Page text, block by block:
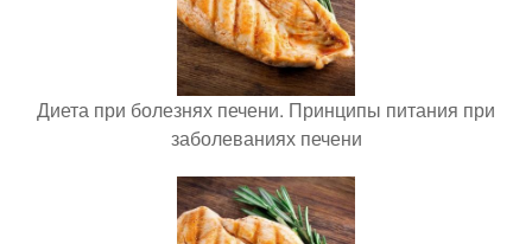
Диета при болезнях печени. Принципы питания при
заболеваниях печени